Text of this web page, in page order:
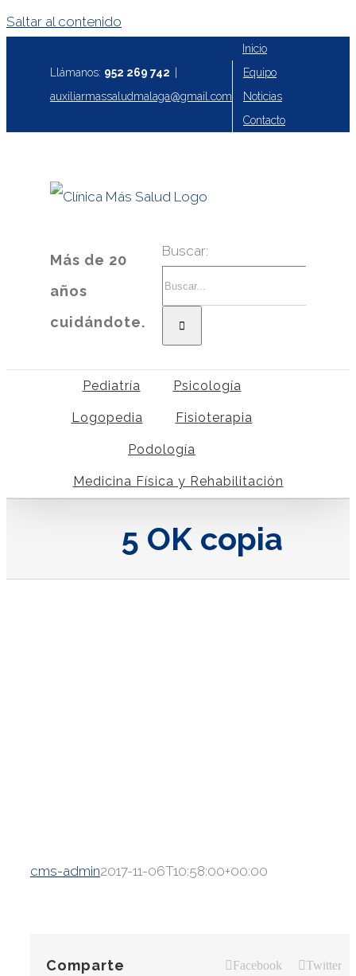
Saltar al contenido
Llámanos: 952 269 742
auxiliarmassaludmalaga@gmail.com
Inicio
Equipo
Noticias
Contacto
Más de 20
años
cuidándote.
Buscar:
Pediatría Psicología
Logopedia Fisioterapia
Podología
Medicina Física y Rehabilitación
5 OK copia
cms-admin2017-11-06T10:58:00+00:00
Comparte
Facebook Twitter